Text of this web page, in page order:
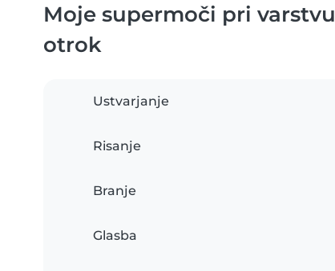
Moje supermoči pri varstvu
otrok
Ustvarjanje
Risanje
Branje
Glasba